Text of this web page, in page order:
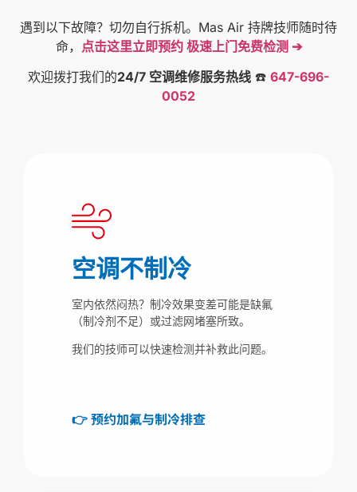
遇到以下故障？切勿自行拆机。Mas Air 持牌技师随时待
命， 点击这里立即预约 极速上门免费检测 ➔
欢迎拨打我们的24/7 空调维修服务热线 ☎️ 647-696-
0052
空调不制冷
室内依然闷热？制冷效果变差可能是缺氟
（制冷剂不足）或过滤网堵塞所致。
我们的技师可以快速检测并补救此问题。
👉 预约加氟与制冷排查